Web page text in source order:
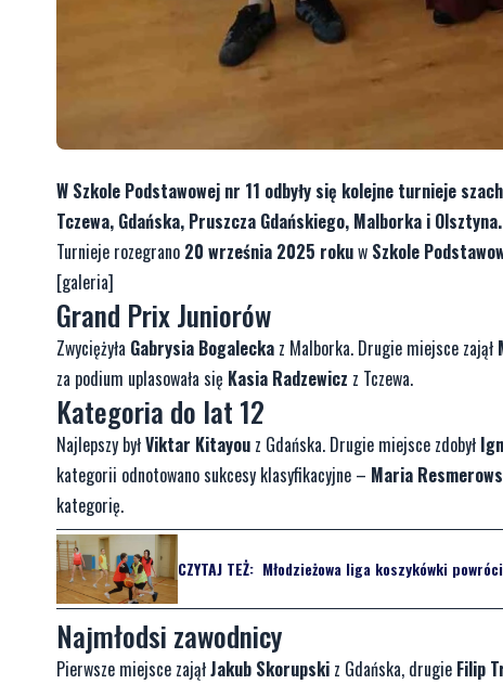
W Szkole Podstawowej nr 11 odbyły się kolejne turnieje
Tczewa, Gdańska, Pruszcza Gdańskiego, Malborka i Olsztyna.
Turnieje rozegrano 20 września 2025 rokuw Szkole
[galeria]
Grand Prix Juniorów
Zwyciężyła Gabrysia Bogalecka z Malborka. Drugie miejsce zajął
za podium uplasowała się Kasia Radzewicz z Tczewa.
Kategoria do lat 12
Najlepszy byłViktar Kitayou z Gdańska. Drugie miejsce zdobył
kategorii odnotowano sukcesy klasyfikacyjne – Maria
kategorię.
CZYTAJ TEŻ: Młodzieżowa liga koszykówki
Najmłodsi zawodnicy
Pierwsze miejsce zająłJakub Skorupski z Gdańska, drugie Filip